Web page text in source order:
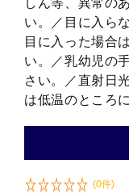
しん等、異常の
い。／目に入ら
目に入った場合
い。／乳幼児の
さい。／直射日
は低温のところ
(0件)